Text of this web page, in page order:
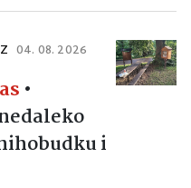
04. 08. 2026
•
i